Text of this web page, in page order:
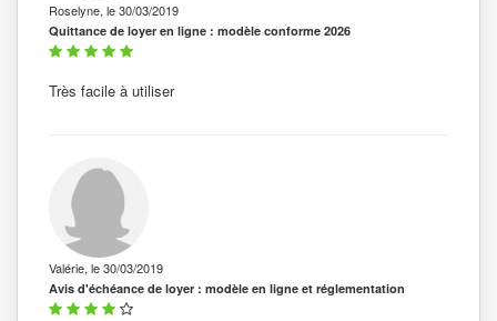
Roselyne, le 30/03/2019
Quittance de loyer en ligne : modèle conforme 2026
Très facile à utiliser
Valérie, le 30/03/2019
Avis d'échéance de loyer : modèle en ligne et réglementation